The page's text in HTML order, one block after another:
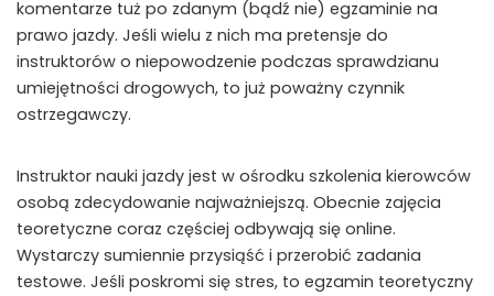
komentarze tuż po zdanym (bądź nie) egzaminie na
prawo jazdy. Jeśli wielu z nich ma pretensje do
instruktorów o niepowodzenie podczas sprawdzianu
umiejętności drogowych, to już poważny czynnik
ostrzegawczy.
Instruktor nauki jazdy jest w ośrodku szkolenia kierowców
osobą zdecydowanie najważniejszą. Obecnie zajęcia
teoretyczne coraz częściej odbywają się online.
Wystarczy sumiennie przysiąść i przerobić zadania
testowe. Jeśli poskromi się stres, to egzamin teoretyczny